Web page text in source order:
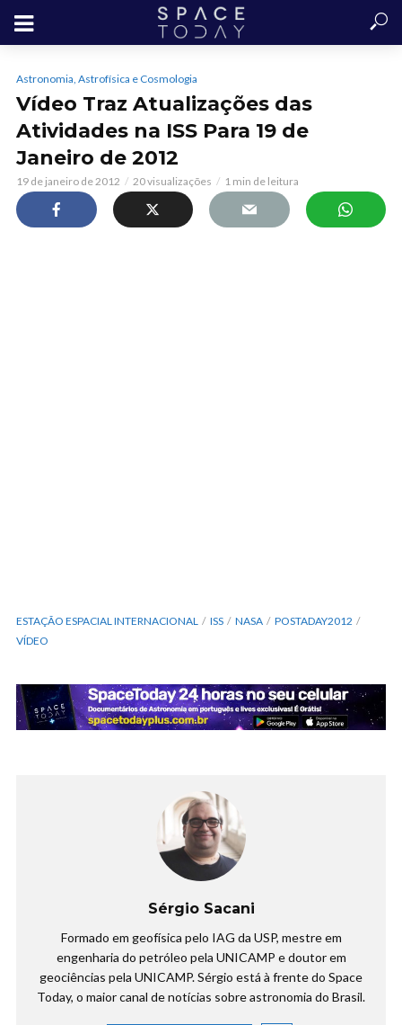
Astronomia, Astrofísica e Cosmologia
Vídeo Traz Atualizações das
Atividades na ISS Para 19 de
Janeiro de 2012
19 de janeiro de 2012 20 visualizações 1 min de leitura
ESTAÇÃO ESPACIAL INTERNACIONAL ISS NASA
POSTADAY2012
VÍDEO
Sérgio Sacani
Formado em geofísica pelo IAG da USP, mestre em
engenharia do petróleo pela UNICAMP e doutor em
geociências pela UNICAMP. Sérgio está à frente do Space
Today, o maior canal de notícias sobre astronomia do Brasil.